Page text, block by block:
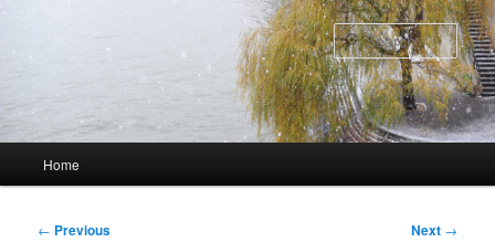
content
Home
Post
← Previous Next →